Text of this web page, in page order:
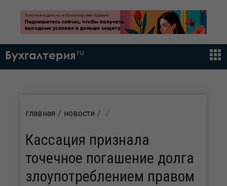
Бухгалтерия ru
главная новости
Кассация признала
точечное погашение долга
злоупотреблением правом